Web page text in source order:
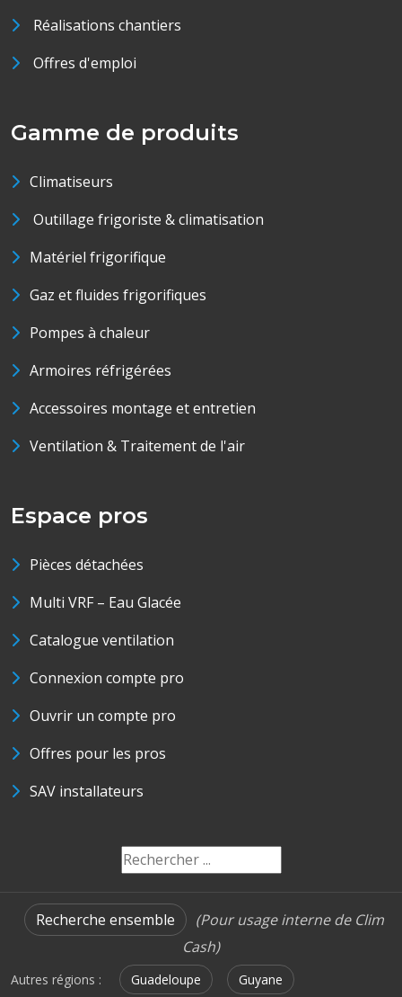
Réalisations chantiers
Offres d'emploi
Gamme de produits
Climatiseurs
Outillage frigoriste & climatisation
Matériel frigorifique
Gaz et fluides frigorifiques
Pompes à chaleur
Armoires réfrigérées
Accessoires montage et entretien
Ventilation & Traitement de l'air
Espace pros
Pièces détachées
Multi VRF – Eau Glacée
Catalogue ventilation
Connexion compte pro
Ouvrir un compte pro
Offres pour les pros
SAV installateurs
Recherche ensemble
(Pour usage interne de Clim
Cash)
Autres régions : Guadeloupe Guyane